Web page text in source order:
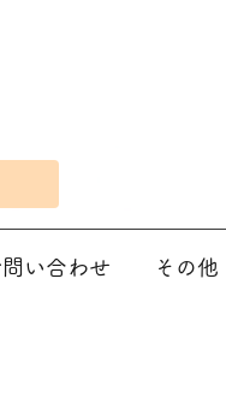
い合わせ その他